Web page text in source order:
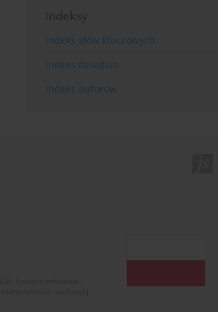
Indeksy
Indeks słów kluczowych
Indeks dziedzin
Indeks autorów